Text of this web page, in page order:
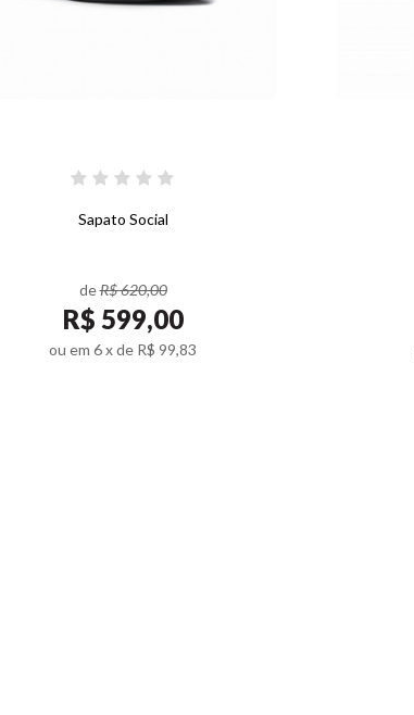
Sapato Social
deR$ 620,00
R$ 599,00
ou em 6x de R$ 99,83